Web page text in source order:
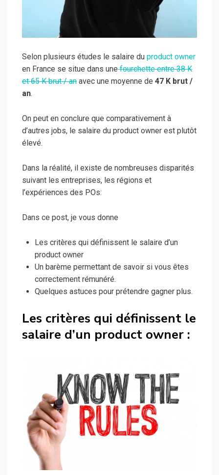
Selon plusieurs études le salaire du product owner
en France se situe dans unefourchette entre 38 K
et 65 K brut / an avec une moyenne de 47 K brut /
an.
On peut en conclure que comparativement à
d’autres jobs, le salaire du product owner est plutôt
élevé.
Dans la réalité, il existe de nombreuses disparités
suivant les entreprises, les régions et
l’expériences des POs:
Dans ce post, je vous donne
Les critères qui définissent le salaire d’un
product owner
Un barème permettant de savoir si vous êtes
correctement rémunéré.
Quelques astuces pour prétendre gagner plus.
Les critères qui définissent le
salaire d’un product owner :